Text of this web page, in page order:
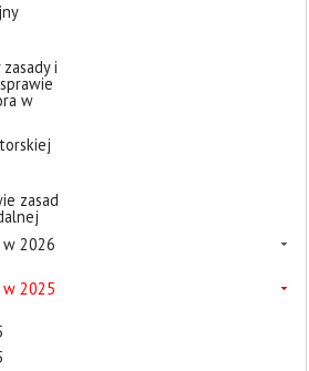
i
w
zasad
w 2026
w 2025